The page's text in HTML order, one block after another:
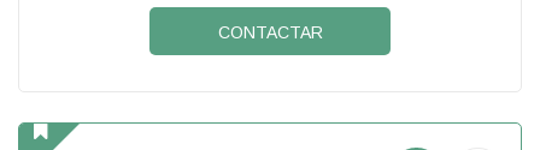
CONTACTAR